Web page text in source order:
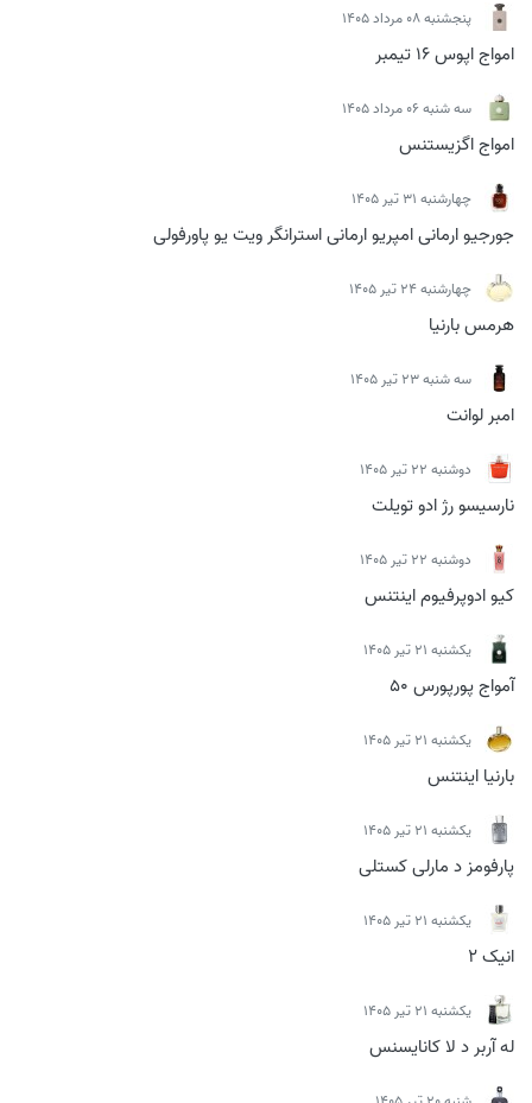
پنجشنبه 08 مرداد 1405
امواج اپوس 16 تیمبر
سه شنبه 06 مرداد 1405
امواج اگزیستنس
چهارشنبه 31 تیر 1405
جورجیو ارمانی امپریو ارمانی استرانگر ویت یو پاورفولی
چهارشنبه 24 تیر 1405
هرمس بارنیا
سه شنبه 23 تیر 1405
امبر لوانت
دوشنبه 22 تیر 1405
نارسیسو رژ ادو تویلت
دوشنبه 22 تیر 1405
کیو ادوپرفیوم اینتنس
يكشنبه 21 تیر 1405
آمواج پورپورس 50
يكشنبه 21 تیر 1405
بارنیا اینتنس
يكشنبه 21 تیر 1405
پارفومز د مارلی کستلی
يكشنبه 21 تیر 1405
انیک 2
يكشنبه 21 تیر 1405
له آربر د لا کانایسنس